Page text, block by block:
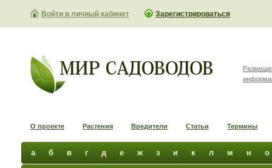
Войти в личный кабинет Зарегистрироваться
О проекте Растения Вредители Статьи Термины
а б в г д е ж з и к л м н о